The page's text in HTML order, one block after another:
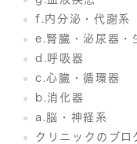
f.内分泌・代謝系
e.腎臓・泌尿器・
d.呼吸器
c.心臓・循環器
b.消化器
a.脳・神経系
クリニックのブロ